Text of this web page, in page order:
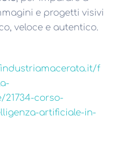
e progetti visivi
veloce e autentico.
f
corso-
artificiale-in-